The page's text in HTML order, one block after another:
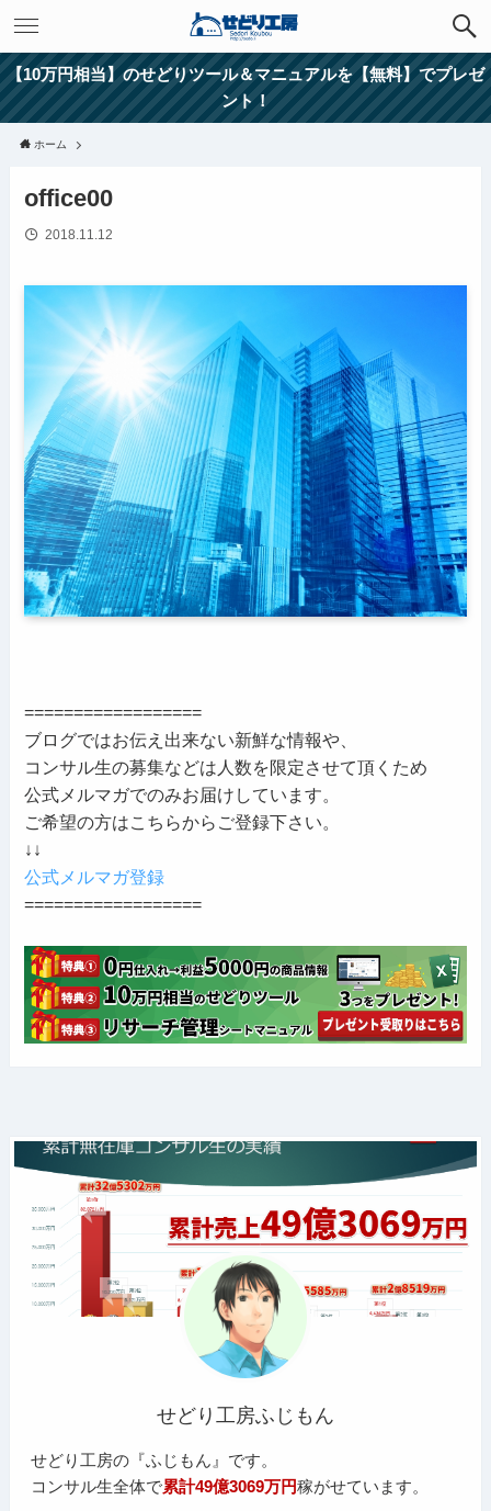
【10万円相当】のせどりツール＆マニュアルを【無料】でプレゼ
ント！
ホーム
office00
2018.11.12
==================
ブログではお伝え出来ない新鮮な情報や、
コンサル生の募集などは人数を限定させて頂くため
公式メルマガでのみお届けしています。
ご希望の方はこちらからご登録下さい。
↓↓
公式メルマガ登録
==================
せどり工房ふじもん
せどり工房の『ふじもん』です。
コンサル生全体で累計49億3069万円稼がせています。